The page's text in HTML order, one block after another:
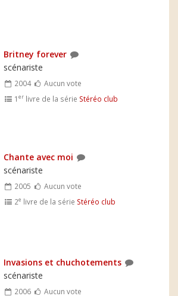
Britney forever
scénariste
2004
Aucun vote
1er livre de la série Stéréo club
Chante avec moi
scénariste
2005
Aucun vote
2e livre de la série Stéréo club
Invasions et chuchotements
scénariste
2006 Aucun vote